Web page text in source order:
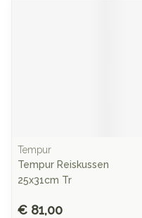
Tempur
Tempur Reiskussen
25x31cm Tr
€ 81,00